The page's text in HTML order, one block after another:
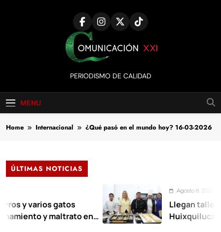
Comunicación
XXI
PERIODISMO DE CALIDAD
MENU
Home Internacional ¿Qué pasó en el mundo hoy? 16-03-2026
ÚLTIMAS NOTICIAS
gatos
y maltrato en
Agosto 8, 2026
Llegan talleres de
Huixquilucan